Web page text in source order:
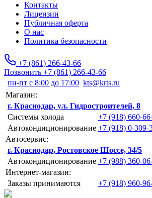
Контакты
Лицензии
Публичная оферта
О нас
Политика безопасности
+7 (861) 266-43-66
Позвонить +7 (861) 266-43-66
пн-пт с 8:00 до 17:00 kts@krts.ru
Магазин:
г. Краснодар, ул. Гидростроителей, 8
Системы холода
+7 (918) 660-
Автокондиционирование +7 (918) 0-309-
Автосервис:
г. Краснодар, Ростовское Шоссе, 34/5
Автокондиционирование +7 (988) 360-
Интернет-магазин:
Заказы принимаются
+7 (918) 960-